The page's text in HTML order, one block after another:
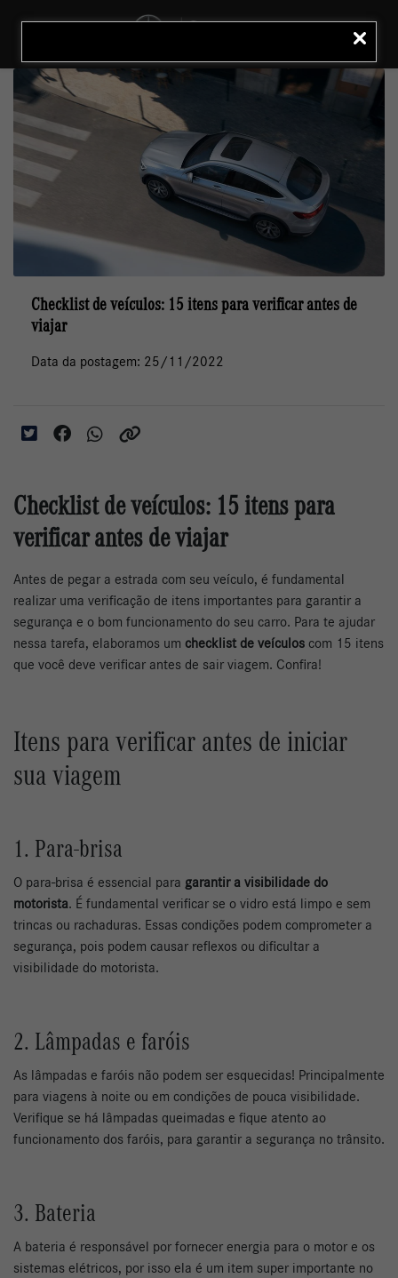
LIGAR
Checklist de veículos: 15 itens para verificar antes de
viajar
Data da postagem: 25/11/2022
Checklist de veículos: 15 itens para
verificar antes de viajar
Antes de pegar a estrada com seu veículo, é fundamental
realizar uma verificação de itens importantes para garantir a
segurança e o bom funcionamento do seu carro. Para te ajudar
nessa tarefa, elaboramos um checklist de veículos com 15 itens
que você deve verificar antes de sair viagem. Confira!
Itens para verificar antes de iniciar
sua viagem
1. Para-brisa
O para-brisa é essencial para garantir a visibilidade do
motorista. É fundamental verificar se o vidro está limpo e sem
trincas ou rachaduras. Essas condições podem comprometer a
segurança, pois podem causar reflexos ou dificultar a
visibilidade do motorista.
2. Lâmpadas e faróis
As lâmpadas e faróis não podem ser esquecidas! Principalmente
para viagens à noite ou em condições de pouca visibilidade.
Verifique se há lâmpadas queimadas e fique atento ao
funcionamento dos faróis, para garantir a segurança no trânsito.
3. Bateria
A bateria é responsável por fornecer energia para o motor e os
sistemas elétricos, por isso ela é um item super importante no